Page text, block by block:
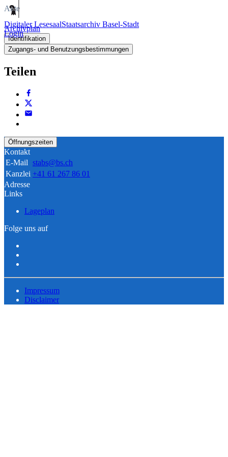
Digitaler LesesaalStaatsarchiv Basel-Stadt
Login
Akte
Archivplan
Identifikation
Zugangs- und Benutzungsbestimmungen
Teilen
Öffnungszeiten
Kontakt
E-Mail stabs@bs.ch
Kanzlei +41 61 267 86 01
Adresse
Links
Lageplan
Folge uns auf
Impressum
Disclaimer